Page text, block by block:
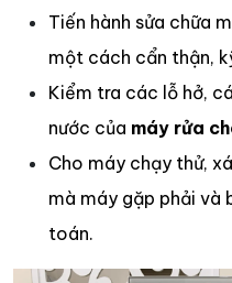
Tiến hành sửa chữa
một cách cẩn thận,
Kiểm tra các lỗ hở,
nước của máy rửa
Cho máy chạy thử,
mà máy gặp phải và
toán.